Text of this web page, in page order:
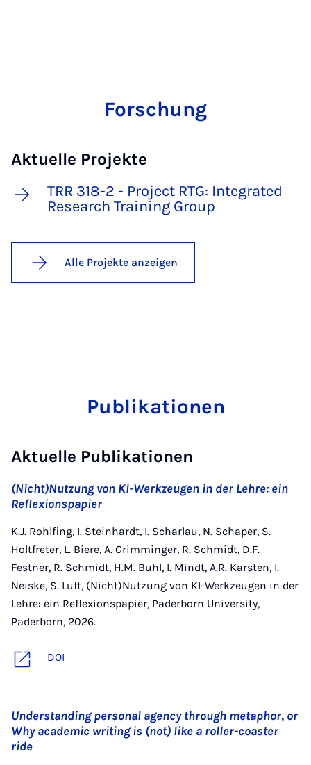
Forschung
Aktuelle Projekte
TRR 318-2 - Project RTG: Integrated
Research Training Group
Alle Projekte anzeigen
Publikationen
Aktuelle Publikationen
(Nicht)Nutzung von KI-Werkzeugen in der Lehre: ein
Reflexionspapier
K.J. Rohlfing, I. Steinhardt, I. Scharlau, N. Schaper, S.
Holtfreter, L. Biere, A. Grimminger, R. Schmidt, D.F.
Festner, R. Schmidt, H.M. Buhl, I. Mindt, A.R. Karsten, I.
Neiske, S. Luft, (Nicht)Nutzung von KI-Werkzeugen in der
Lehre: ein Reflexionspapier, Paderborn University,
Paderborn, 2026.
DOI
Understanding personal agency through metaphor, or
Why academic writing is (not) like a roller-coaster
ride